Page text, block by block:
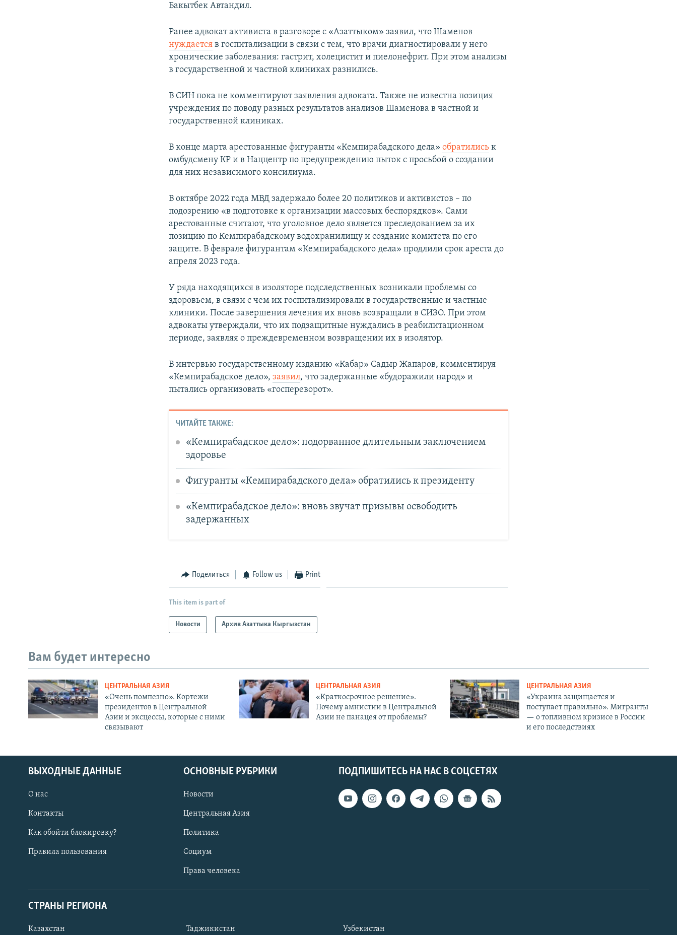
Бакытбек Автандил.
Ранее адвокат активиста в разговоре с «Азаттыком» заявил, что Шаменов
нуждается в госпитализации в связи с тем, что врачи диагностировали у него
хронические заболевания: гастрит, холецистит и пиелонефрит. При этом анализы
в государственной и частной клиниках разнились.
В СИН пока не комментируют заявления адвоката. Также не известна позиция
учреждения по поводу разных результатов анализов Шаменова в частной и
государственной клиниках.
В конце марта арестованные фигуранты «Кемпирабадского дела»обратились к
омбудсмену КР и в Наццентр по предупреждению пыток с просьбой о создании
для них независимого консилиума.
В октябре 2022 года МВД задержало более 20 политиков и активистов – по
подозрению «в подготовке к организации массовых беспорядков». Сами
арестованные считают, что уголовное дело является преследованием за их
позицию по Кемпирабадскому водохранилищу и создание комитета по его
защите. В феврале фигурантам «Кемпирабадского дела» продлили срок ареста до
апреля 2023 года.
У ряда находящихся в изоляторе подследственных возникали проблемы со
здоровьем, в связи с чем их госпитализировали в государственные и частные
клиники. После завершения лечения их вновь возвращали в СИЗО. При этом
адвокаты утверждали, что их подзащитные нуждались в реабилитационном
периоде, заявляя о преждевременном возвращении их в изолятор.
В интервью государственному изданию «Кабар» Садыр Жапаров, комментируя
«Кемпирабадское дело»,заявил, что задержанные «будоражили народ» и
пытались организовать «госпереворот».
ЧИТАЙТЕ ТАКЖЕ:
«Кемпирабадское дело»: подорванное длительным заключением
здоровье
Фигуранты «Кемпирабадского дела» обратились к президенту
«Кемпирабадское дело»: вновь звучат призывы освободить
задержанных
Поделиться Follow us Print
This item is part of
Новости Архив Азаттыка Кыргызстан
Вам будет интересно
ЦЕНТРАЛЬНАЯ АЗИЯ
«Очень помпезно». Кортежи
президентов в Центральной
Азии и эксцессы, которые с ними
связывают
ЦЕНТРАЛЬНАЯ АЗИЯ
«Краткосрочное решение».
Почему амнистии в Центральной
Азии не панацея от проблемы?
ЦЕНТРАЛЬНАЯ АЗИЯ
«Украина защищается и
поступает правильно». Мигранты
— о топливном кризисе в России
и его последствиях
ПОДПИШИТЕСЬ НА НАС В СОЦСЕТЯХ
ВЫХОДНЫЕ ДАННЫЕ
О нас
Контакты
Как обойти блокировку?
Правила пользования
ОСНОВНЫЕ РУБРИКИ
Новости
Центральная Азия
Политика
Социум
Права человека
СТРАНЫ РЕГИОНА
Казахстан Таджикистан Узбекистан